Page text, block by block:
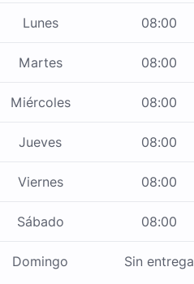
Lunes 08:00
Martes 08:00
Miércoles 08:00
Jueves 08:00
Viernes 08:00
Sábado 08:00
Domingo Sin entrega